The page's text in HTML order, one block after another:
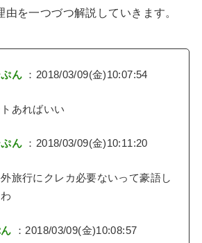
を一つづつ解説していきます。
ん ：2018/03/09(金)10:07:54
あればいい
ん ：2018/03/09(金)10:11:20
旅行にクレカ必要ないって豪語し
：2018/03/09(金)10:08:57